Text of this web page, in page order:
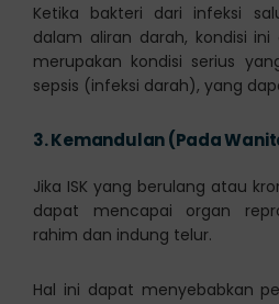
Ketika bakteri dari infeksi
dalam aliran darah, kondisi
merupakan kondisi serius
sepsis (infeksi darah), yang
3.Kemandulan (Pada
Jika ISK yang berulang atau
dapat mencapai organ
rahim dan indung telur.
Hal ini dapat menyebabkan